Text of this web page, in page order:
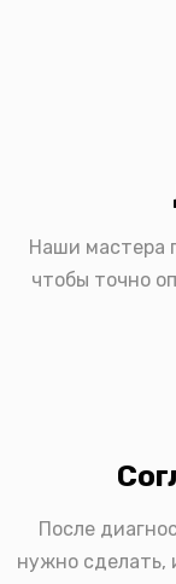
Наши мастера
чтобы точно
После
нужно сделать,